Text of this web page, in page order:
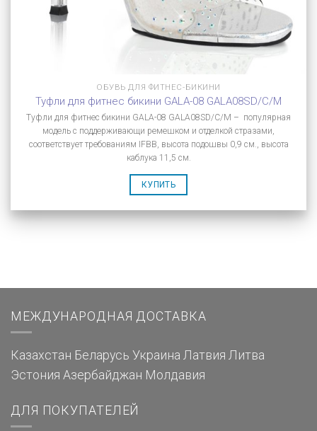
ОБУВЬ ДЛЯ ФИТНЕС-БИКИНИ
Туфли для фитнес бикини GALA-08 GALA08SD/C/M
Туфли для фитнес бикини GALA-08 GALA08SD/C/M – популярная
модель с поддерживающи ремешком и отделкой стразами,
соответствует требованиям IFBB, высота подошвы 0,9 см., высота
каблука 11,5 см.
КУПИТЬ
МЕЖДУНАРОДНАЯ ДОСТАВКА
Казахстан Беларусь Украина Латвия Литва
Эстония Азербайджан Молдавия
ДЛЯ ПОКУПАТЕЛЕЙ